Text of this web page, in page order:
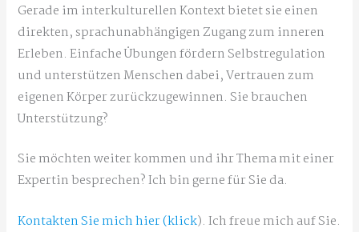
Gerade im interkulturellen Kontext bietet sie einen
direkten, sprachunabhängigen Zugang zum inneren
Erleben. Einfache Übungen fördern Selbstregulation
und unterstützen Menschen dabei, Vertrauen zum
eigenen Körper zurückzugewinnen. Sie brauchen
Unterstützung?
Sie möchten weiter kommen und ihr Thema mit einer
Expertin besprechen? Ich bin gerne für Sie da.
Kontakten Sie mich hier (klick). Ich freue mich auf Sie.